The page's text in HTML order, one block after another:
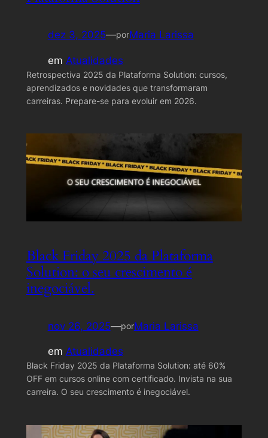
dez 3, 2025—porMaria Larissa
em Atualidades
Retrospectiva 2025 da Plataforma Solution: cursos,
aprendizados e novidades que transformaram
carreiras. Prepare-se para evoluir em 2026.
Black Friday 2025 da Plataforma
Solution: o seu crescimento é
inegociável.
nov 26, 2025—porMaria Larissa
em Atualidades
Black Friday 2025 da Plataforma Solution: até 60%
OFF em cursos online com certificado. Invista na sua
carreira. O seu crescimento é inegociável.